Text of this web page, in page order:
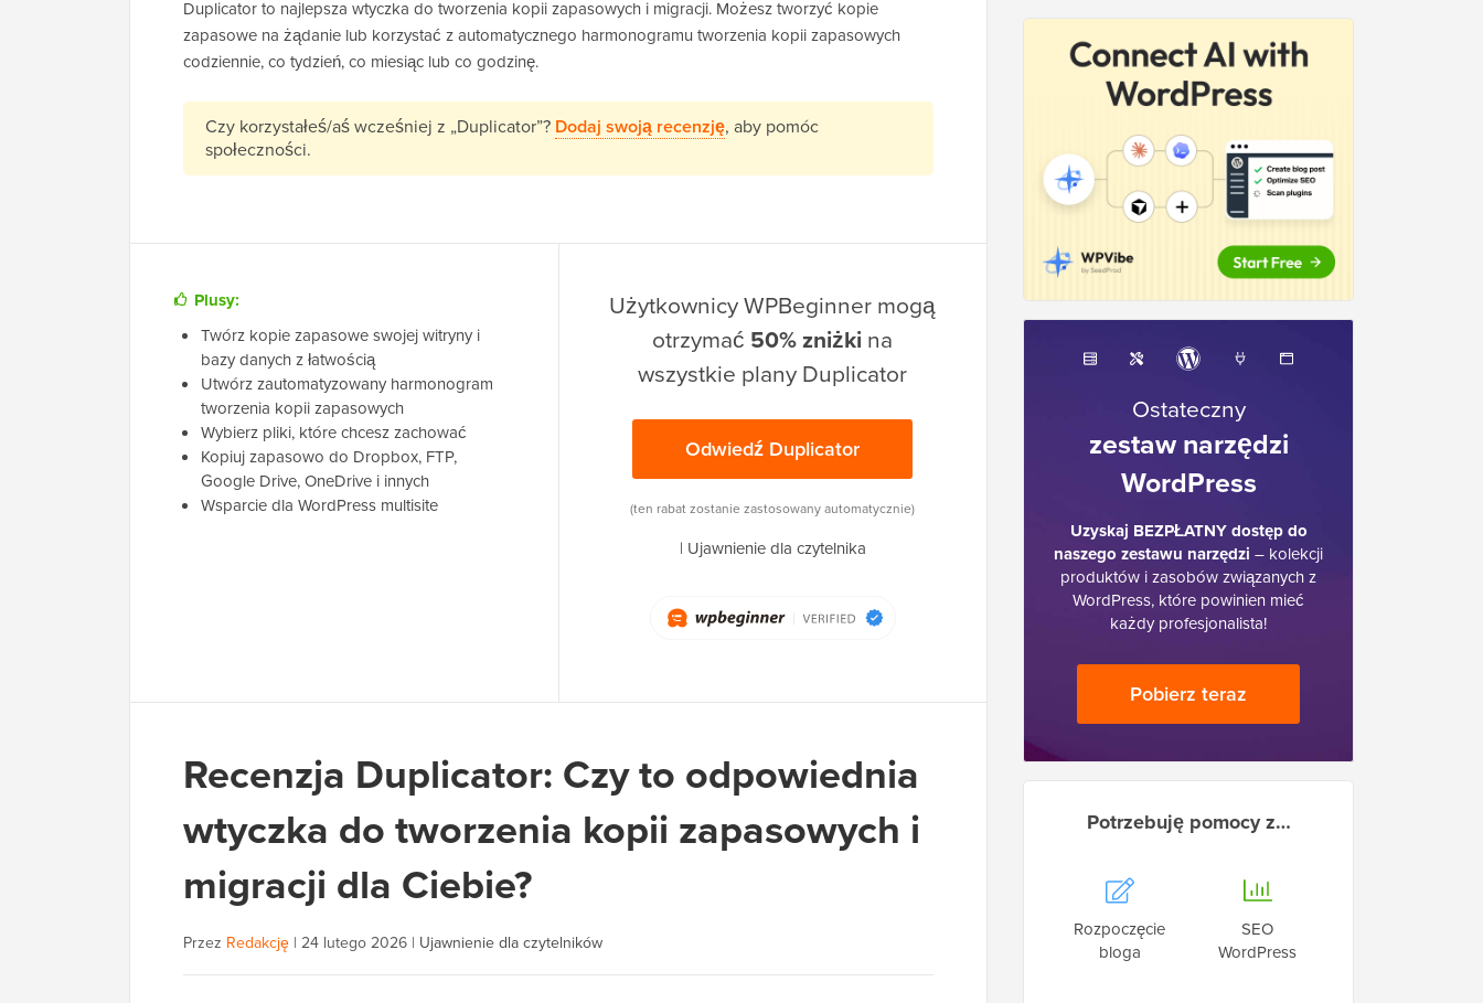
Duplicator to najlepsza wtyczka do tworzenia kopii zapasowych i migracji. Możesz tworzyć kopie
zapasowe na żądanie lub korzystać z automatycznego harmonogramu tworzenia kopii zapasowych
codziennie, co tydzień, co miesiąc lub co godzinę.
Czy korzystałeś/aś wcześniej z „Duplicator”? Dodaj swoją recenzję, aby pomóc
społeczności.
Plusy:
Twórz kopie zapasowe swojej witryny i
bazy danych z łatwością
Utwórz zautomatyzowany harmonogram
tworzenia kopii zapasowych
Wybierz pliki, które chcesz zachować
Kopiuj zapasowo do Dropbox, FTP,
Google Drive, OneDrive i innych
Wsparcie dla WordPress multisite
Użytkownicy WPBeginner mogą
otrzymać 50% zniżki na
wszystkie plany Duplicator
Odwiedź Duplicator
(ten rabat zostanie zastosowany automatycznie)
| Ujawnienie dla czytelnika
Recenzja Duplicator: Czy to odpowiednia
wtyczka do tworzenia kopii zapasowych i
migracji dla Ciebie?
Przez Redakcję | 24 lutego 2026 | Ujawnienie dla czytelników
Ostateczny
zestaw narzędzi
WordPress
Uzyskaj BEZPŁATNY dostęp do
naszego zestawu narzędzi – kolekcji
produktów i zasobów związanych z
WordPress, które powinien mieć
każdy profesjonalista!
Pobierz teraz
Potrzebuję pomocy z…
Rozpoczęcie
bloga
SEO
WordPress